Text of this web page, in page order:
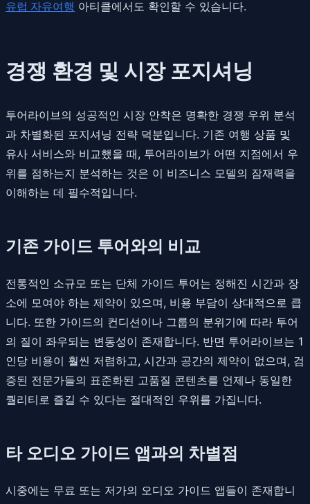
유럽 자유여행 아티클에서도 확인할 수 있습니다.
경쟁 환경 및 시장 포지셔닝
투어라이브의 성공적인 시장 안착은 명확한 경쟁 우위 분석
과 차별화된 포지셔닝 전략 덕분입니다. 기존 여행 상품 및
유사 서비스와 비교했을 때, 투어라이브가 어떤 지점에서 우
위를 점하는지 분석하는 것은 이 비즈니스 모델의 잠재력을
이해하는 데 필수적입니다.
기존 가이드 투어와의 비교
전통적인 소규모 또는 단체 가이드 투어는 정해진 시간과 장
소에 모여야 하는 제약이 있으며, 비용 부담이 상대적으로 큽
니다. 또한 가이드의 컨디션이나 그룹의 분위기에 따라 투어
의 질이 좌우되는 변동성이 존재합니다. 반면 투어라이브는 1
인당 비용이 훨씬 저렴하고, 시간과 공간의 제약이 없으며, 검
증된 전문가들의 표준화된 고품질 콘텐츠를 언제나 동일한
퀄리티로 즐길 수 있다는 절대적인 우위를 가집니다.
타 오디오 가이드 앱과의 차별점
시중에는 무료 또는 저가의 오디오 가이드 앱들이 존재합니